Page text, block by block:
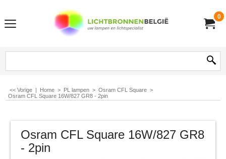
0
<< Vorige | Home > PL lampen > Osram CFL Square >
Osram CFL Square 16W/827 GR8 - 2pin
Osram CFL Square 16W/827 GR8
- 2pin